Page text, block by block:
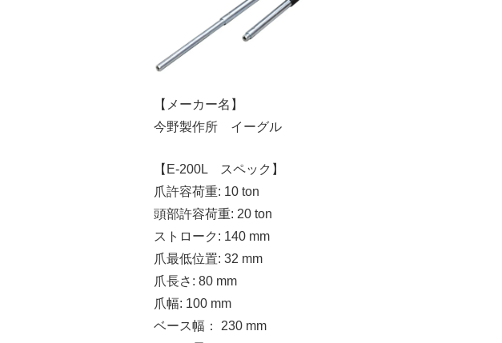
【メーカー名】
今野製作所 イーグル
【E-200L スペック】
爪許容荷重: 10 ton
頭部許容荷重: 20 ton
ストローク: 140 mm
爪最低位置: 32 mm
爪長さ: 80 mm
爪幅: 100 mm
ベース幅： 230 mm